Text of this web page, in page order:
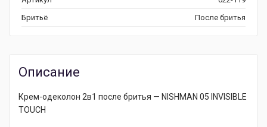
Бритьё
После бритья
Описание
Крем-одеколон 2в1 после бритья — NISHMAN 05 INVISIBLE
TOUCH